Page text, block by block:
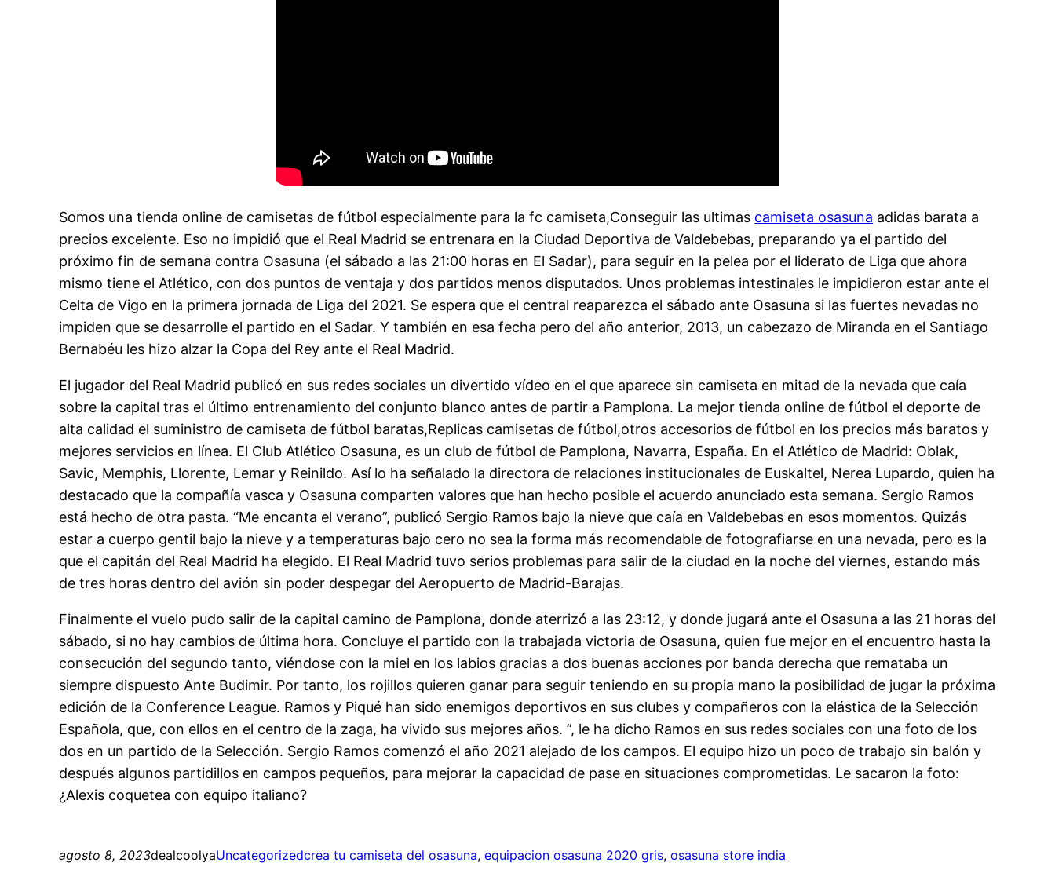
Somos una tienda online de camisetas de fútbol especialmente para la fc camiseta,Conseguir las ultimas camiseta osasuna adidas barata a
precios excelente. Eso no impidió que el Real Madrid se entrenara en la Ciudad Deportiva de Valdebebas, preparando ya el partido del
próximo fin de semana contra Osasuna (el sábado a las 21:00 horas en El Sadar), para seguir en la pelea por el liderato de Liga que ahora
mismo tiene el Atlético, con dos puntos de ventaja y dos partidos menos disputados. Unos problemas intestinales le impidieron estar ante el
Celta de Vigo en la primera jornada de Liga del 2021. Se espera que el central reaparezca el sábado ante Osasuna si las fuertes nevadas no
impiden que se desarrolle el partido en el Sadar. Y también en esa fecha pero del año anterior, 2013, un cabezazo de Miranda en el Santiago
Bernabéu les hizo alzar la Copa del Rey ante el Real Madrid.
El jugador del Real Madrid publicó en sus redes sociales un divertido vídeo en el que aparece sin camiseta en mitad de la nevada que caía
sobre la capital tras el último entrenamiento del conjunto blanco antes de partir a Pamplona. La mejor tienda online de fútbol el deporte de
alta calidad el suministro de camiseta de fútbol baratas,Replicas camisetas de fútbol,otros accesorios de fútbol en los precios más baratos y
mejores servicios en línea. El Club Atlético Osasuna, es un club de fútbol de Pamplona, Navarra, España. En el Atlético de Madrid: Oblak,
Savic, Memphis, Llorente, Lemar y Reinildo. Así lo ha señalado la directora de relaciones institucionales de Euskaltel, Nerea Lupardo, quien ha
destacado que la compañía vasca y Osasuna comparten valores que han hecho posible el acuerdo anunciado esta semana. Sergio Ramos
está hecho de otra pasta. “Me encanta el verano”, publicó Sergio Ramos bajo la nieve que caía en Valdebebas en esos momentos. Quizás
estar a cuerpo gentil bajo la nieve y a temperaturas bajo cero no sea la forma más recomendable de fotografiarse en una nevada, pero es la
que el capitán del Real Madrid ha elegido. El Real Madrid tuvo serios problemas para salir de la ciudad en la noche del viernes, estando más
de tres horas dentro del avión sin poder despegar del Aeropuerto de Madrid-Barajas.
Finalmente el vuelo pudo salir de la capital camino de Pamplona, donde aterrizó a las 23:12, y donde jugará ante el Osasuna a las 21 horas del
sábado, si no hay cambios de última hora. Concluye el partido con la trabajada victoria de Osasuna, quien fue mejor en el encuentro hasta la
consecución del segundo tanto, viéndose con la miel en los labios gracias a dos buenas acciones por banda derecha que remataba un
siempre dispuesto Ante Budimir. Por tanto, los rojillos quieren ganar para seguir teniendo en su propia mano la posibilidad de jugar la próxima
edición de la Conference League. Ramos y Piqué han sido enemigos deportivos en sus clubes y compañeros con la elástica de la Selección
Española, que, con ellos en el centro de la zaga, ha vivido sus mejores años. ”, le ha dicho Ramos en sus redes sociales con una foto de los
dos en un partido de la Selección. Sergio Ramos comenzó el año 2021 alejado de los campos. El equipo hizo un poco de trabajo sin balón y
después algunos partidillos en campos pequeños, para mejorar la capacidad de pase en situaciones comprometidas. Le sacaron la foto:
¿Alexis coquetea con equipo italiano?
agosto 8, 2023dealcoolyaUncategorizedcrea tu camiseta del osasuna, equipacion osasuna 2020 gris, osasuna store india